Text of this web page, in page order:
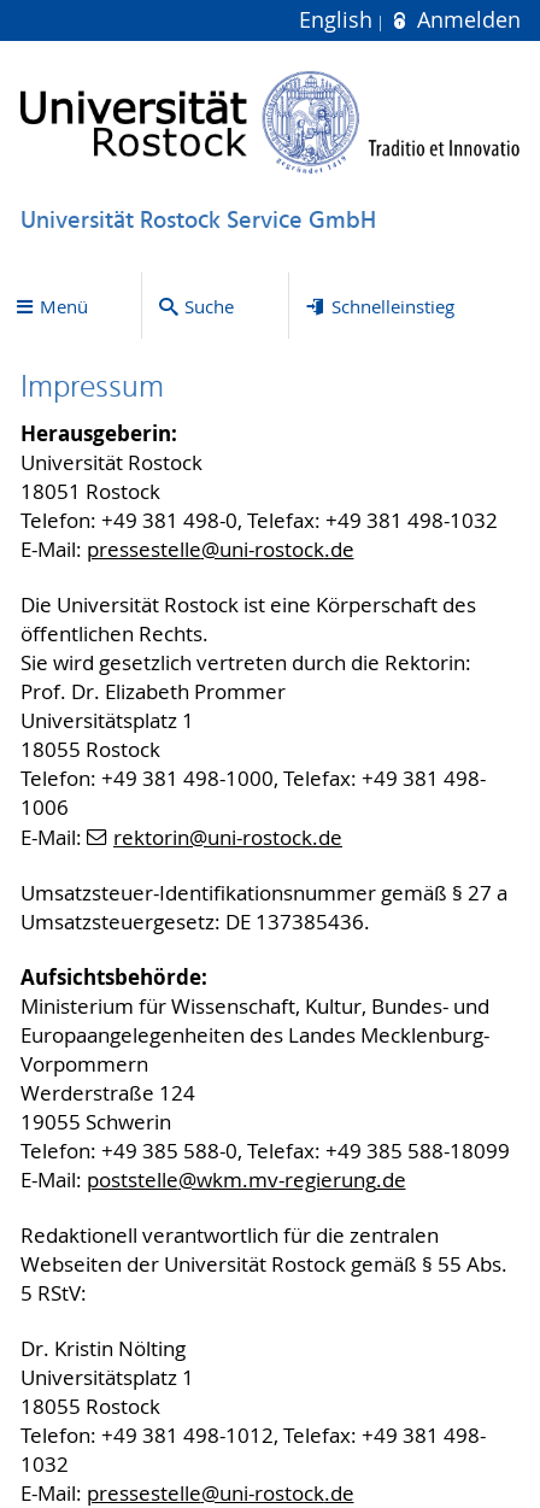
English Anmelden
Universität Rostock Service GmbH
Menü Suche Schnelleinstieg
Impressum
Herausgeberin:
Universität Rostock
18051 Rostock
Telefon: +49 381 498-0, Telefax: +49 381 498-1032
E-Mail: pressestelle@uni-rostock.de
Die Universität Rostock ist eine Körperschaft des
öffentlichen Rechts.
Sie wird gesetzlich vertreten durch die Rektorin:
Prof. Dr. Elizabeth Prommer
Universitätsplatz 1
18055 Rostock
Telefon: +49 381 498-1000, Telefax: +49 381 498-
1006
E-Mail:
rektorin@uni-rostock.de
Umsatzsteuer-Identifikationsnummer gemäß § 27 a
Umsatzsteuergesetz: DE 137385436.
Aufsichtsbehörde:
Ministerium für Wissenschaft, Kultur, Bundes- und
Europaangelegenheiten des Landes Mecklenburg-
Vorpommern
Werderstraße 124
19055 Schwerin
Telefon: +49 385 588-0, Telefax: +49 385 588-18099
E-Mail: poststelle@wkm.mv-regierung.de
Redaktionell verantwortlich für die zentralen
Webseiten der Universität Rostock gemäß § 55 Abs.
5 RStV:
Dr. Kristin Nölting
Universitätsplatz 1
18055 Rostock
Telefon: +49 381 498-1012, Telefax: +49 381 498-
1032
E-Mail: pressestelle@uni-rostock.de